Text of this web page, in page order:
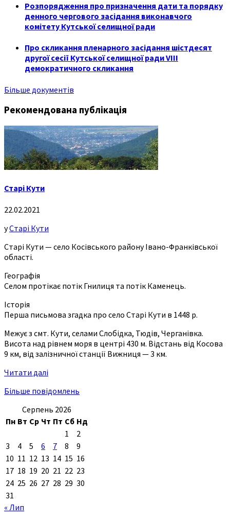
Розпорядження про призначення дати та порядку
денного чергового засідання виконавчого
комітету Кутської селищної ради
Про скликання пленарного засідання шістдесят
другої сесії Кутської селищної ради VIII
демократичного скликання
Більше документів
Рекомендована публікація
Старі Кути
22.02.2021
уСтарі Кути
Старі Кути — село Косівського району Івано-Франківської
області.
Географія
Селом протікає потік Гнилиця та потік Каменець.
Історія
Перша письмова згадка про село Старі Кути в 1448 р.
Межує з смт. Кути, селами Слобідка, Тюдів, Черганівка.
Висота над рівнем моря в центрі 430 м. Відстань від Косова
9 км, від залізничної станції Вижниця — 3 км.
Читати далі
Більше повідомлень
Серпень 2026
Пн Вт Ср Чт Пт Сб Нд
1
2
3
4 5 6 7 8
9
10 11 12 13 14 15 16
17 18 19 20 21 22 23
24 25 26 27 28 29 30
31
« Лип